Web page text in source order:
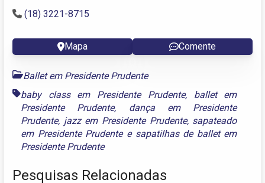
(18) 3221-8715
Mapa Comente
Ballet em Presidente Prudente
baby class em Presidente Prudente, ballet em
Presidente Prudente, dança em Presidente
Prudente, jazz em Presidente Prudente, sapateado
em Presidente Prudentee sapatilhas de ballet em
Presidente Prudente
Pesquisas Relacionadas